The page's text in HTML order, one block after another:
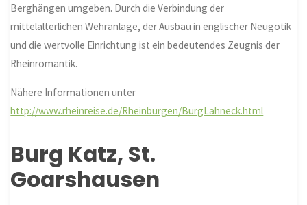
Berghängen umgeben. Durch die Verbindung der
mittelalterlichen Wehranlage, der Ausbau in englischer Neugotik
und die wertvolle Einrichtung ist ein bedeutendes Zeugnis der
Rheinromantik.
Nähere Informationen unter
http://www.rheinreise.de/Rheinburgen/BurgLahneck.html
Burg Katz, St.
Goarshausen